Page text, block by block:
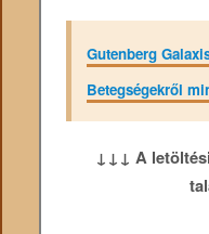
Gutenberg
Betegségekről
↓↓↓ A